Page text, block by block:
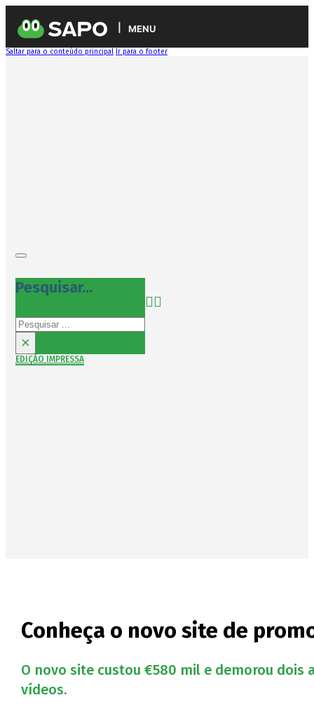
MENU
Saltar para o conteúdo principal Ir para o footer
Pesquisar...
Pesquisar
×
EDIÇÃO IMPRESSA
Conheça o novo site de
O novo site custou €580 mil e demorou
vídeos.